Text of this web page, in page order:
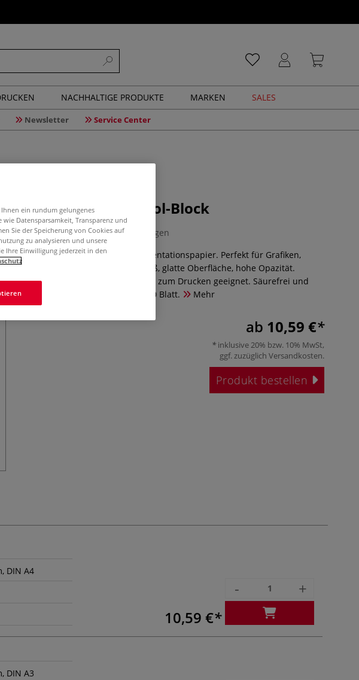
NACHHALTIGE PRODUKTE MARKEN SALES
Newsletter Service Center
Hahnemühle Bristol-Block
0 Bewertungen
Hochwertiges Zeichen- und Präsentationspapier. Perfekt für Grafiken,
Designs und Illustration. Hellweiß, glatte Oberfläche, hohe Opazität.
Radierfest, gut zu schneiden und zum Drucken geeignet. Säurefrei und
alterungsbeständig. 250 g/qm, 20 Blatt.
Mehr
ab 10,59 €
inklusive 20% bzw. 10% MwSt,
ggf. zuzüglich Versandkosten.
Produkt bestellen
DIN A4
10,59 €
- +
DIN A3
ein rundum gelungenes
Datensparsamkeit, Transparenz und
Sie der Speicherung von Cookies auf
zu analysieren und unsere
Ihre Einwilligung jederzeit in den